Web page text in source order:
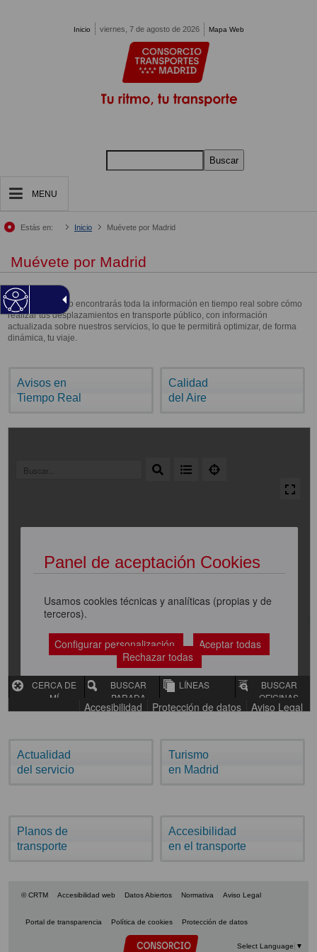
Inicio viernes, 7 de agosto de 2026 Mapa Web
Buscar
MENU
Estás en: Inicio Muévete por Madrid
Muévete por Madrid
En este apartado encontrarás toda la información en tiempo real sobre cómo
realizar tus desplazamientos en transporte público, con información
actualizada sobre nuestros servicios, lo que te permitirá optimizar, de forma
dinámica, tu viaje.
Avisos en
Tiempo Real
Calidad
del Aire
Actualidad
del servicio
Turismo
en Madrid
Planos de
transporte
Accesibilidad
en el transporte
© CRTM Accesibilidad web Datos Abiertos Normativa Aviso Legal
Portal de transparencia Política de cookies Protección de datos
Select Language ▼